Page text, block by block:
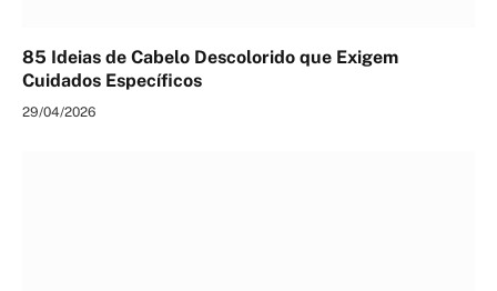
85 Ideias de Cabelo Descolorido que Exigem
Cuidados Específicos
29/04/2026